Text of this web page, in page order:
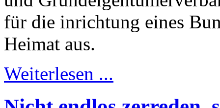
für die inrichtung eines
Heimat aus.
Weiterlesen ...